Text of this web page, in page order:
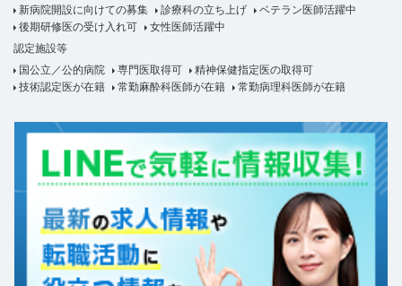
新病院開設に向けての募集
診療科の立ち上げ
ベテラン医師活躍中
後期研修医の受け入れ可
女性医師活躍中
認定施設等
国公立／公的病院
専門医取得可
精神保健指定医の取得可
技術認定医が在籍
常勤麻酔科医師が在籍 常勤病理科医師が在籍